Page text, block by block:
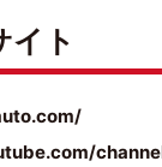
イト